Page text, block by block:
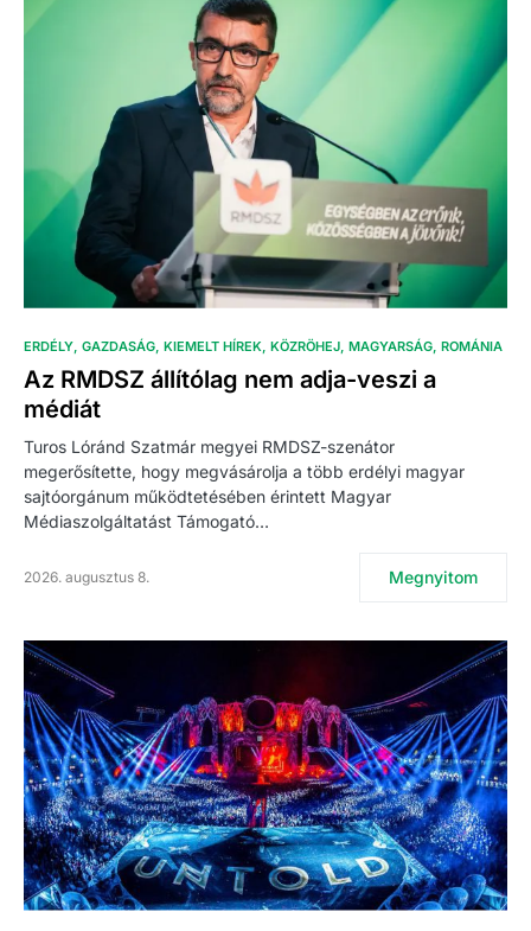
ERDÉLY GAZDASÁG KIEMELT HÍREK KÖZRÖHEJ MAGYARSÁG ROMÁNIA
Az RMDSZ állítólag nem adja-veszi a
médiát
Turos Lóránd Szatmár megyei RMDSZ-szenátor
megerősítette, hogy megvásárolja a több erdélyi magyar
sajtóorgánum működtetésében érintett Magyar
Médiaszolgáltatást Támogató…
2026. augusztus 8. Megnyitom